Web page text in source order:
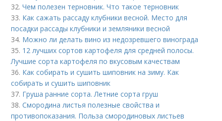
32.Чем полезен терновник. Что такое терновник
33. Как сажать рассаду клубники весной. Место для
посадки рассады клубники и земляники весной
34. Можно ли делать вино из недозревшего винограда
35. 12 лучших сортов картофеля для средней полосы.
Лучшие сорта картофеля по вкусовым качествам
36. Как собирать и сушить шиповник на зиму. Как
собирать и сушить шиповник
37. Груша ранние сорта. Летние сорта груш
38.Смородина листья полезные свойства и
противопоказания. Польза смородиновых листьев